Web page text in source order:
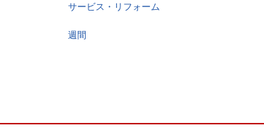
サービス・リフォーム
週間